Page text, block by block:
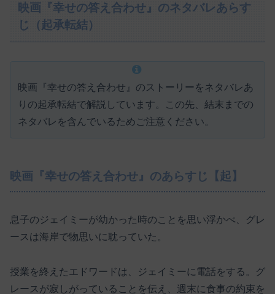
映画『幸せの答え合わせ』のネタバレあらす
じ（起承転結）
映画『幸せの答え合わせ』のストーリーをネタバレあ
りの起承転結で解説しています。この先、結末までの
ネタバレを含んでいるためご注意ください。
映画『幸せの答え合わせ』のあらすじ【起】
息子のジェイミーが幼かった時のことを思い浮かべ、グレ
ースは海岸で物思いに耽っていた。
授業を終えたエドワードは、ジェイミーに電話をする。グ
レースが寂しがっていることを伝え、週末に食事の約束を